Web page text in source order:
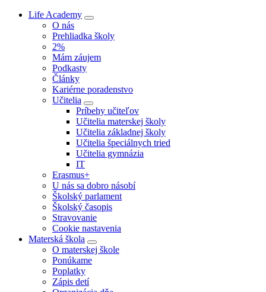
Life Academy
O nás
Prehliadka školy
2%
Mám záujem
Podkasty
Články
Kariérne poradenstvo
Učitelia
Príbehy učiteľov
Učitelia materskej školy
Učitelia základnej školy
Učitelia špeciálnych tried
Učitelia gymnázia
IT
Erasmus+
U nás sa dobro násobí
Školský parlament
Školský časopis
Stravovanie
Cookie nastavenia
Materská škola
O materskej škole
Ponúkame
Poplatky
Zápis detí